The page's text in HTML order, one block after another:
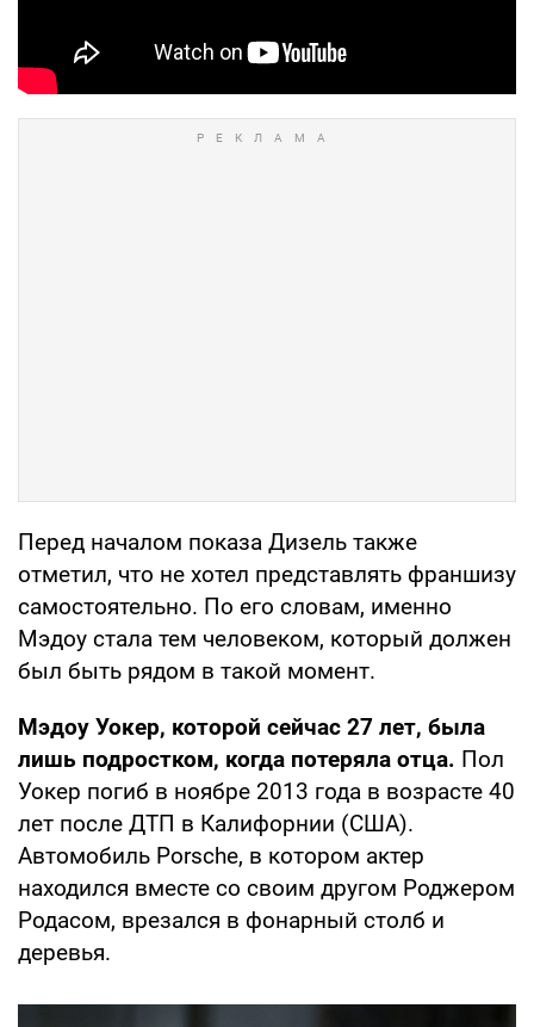
Перед началом показа Дизель также
отметил, что не хотел представлять франшизу
самостоятельно. По его словам, именно
Мэдоу стала тем человеком, который должен
был быть рядом в такой момент.
Мэдоу Уокер, которой сейчас 27 лет, была
лишь подростком, когда потеряла отца. Пол
Уокер погиб в ноябре 2013 года в возрасте 40
лет после ДТП в Калифорнии (США).
Автомобиль Porsche, в котором актер
находился вместе со своим другом Роджером
Родасом, врезался в фонарный столб и
деревья.